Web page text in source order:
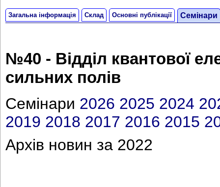
Загальна інформація Склад Основні публікації Cемінари
№40 - Відділ квантової
сильних полів
Cемінари 2026 2025 2024
2019 2018 2017 2016 2015
Архів новин за 2022